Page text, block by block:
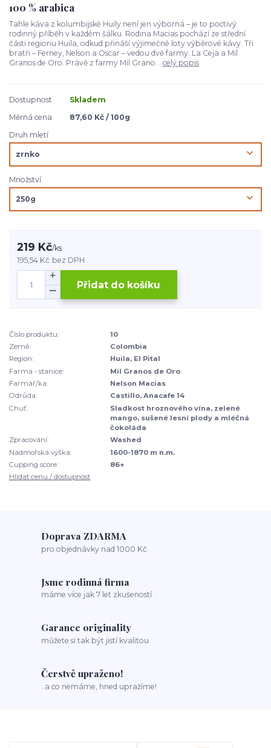
100 % arabica
Tahle káva z kolumbijské Huily není jen výborná – je to poctivý
rodinný příběh v každém šálku. Rodina Macias pochází ze střední
části regionu Huila, odkud přináší výjimečné loty výběrové kávy. Tři
bratři – Ferney, Nelson a Oscar – vedou dvě farmy: La Ceja a Mil
Granos de Oro. Právě z farmy Mil Grano... celý popis
Dostupnost
Skladem
Měrná cena
87,60 Kč / 100g
Druh mletí
Množství
219 Kč/ks
195,54 Kč bez DPH
Přidat do košíku
Číslo produktu:
10
Země:
Colombia
Region:
Huila, El Pital
Farma - stanice:
Mil Granos de Oro
Farmář/ka:
Nelson Macias
Odrůda:
Castillo, Anacafe 14
Chuť:
Sladkost hroznového vína, zelené
mango, sušené lesní plody a mléčná
čokoláda
Zpracování:
Washed
Nadmořská výška:
1600-1870 m n.m.
Cupping score:
86+
Hlídat cenu / dostupnost
Doprava ZDARMA
pro objednávky nad 1000 Kč
Jsme rodinná firma
máme více jak 7 let zkušeností
Garance originality
můžete si tak být jistí kvalitou
Čerstvě upraženo!
..a co nemáme, hned upražíme!